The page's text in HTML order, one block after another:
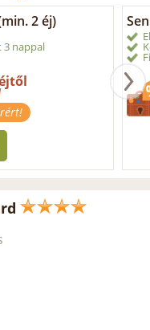
2 éj)
3 nappal